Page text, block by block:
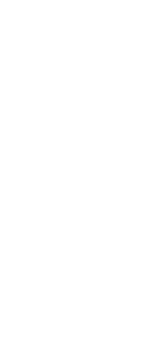
düşüncelerinden
gerçekleşecektir.
oluşturabilirsiniz.